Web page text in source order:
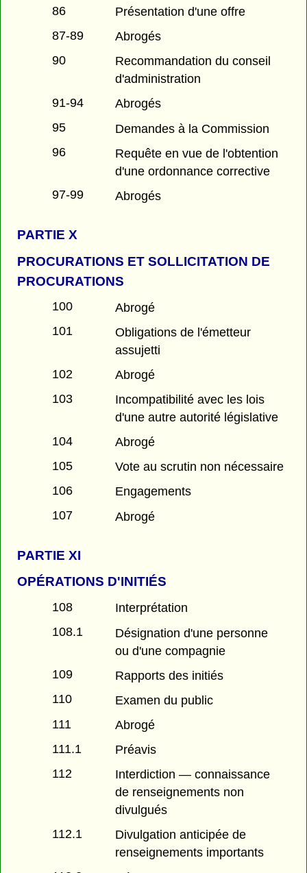
86
Présentation d'une offre
87-89
Abrogés
90
Recommandation du conseil
d'administration
91-94
Abrogés
95
Demandes à la Commission
96
Requête en vue de l'obtention
d'une ordonnance corrective
97-99
Abrogés
PARTIEX
PROCURATIONS ET SOLLICITATION DE
PROCURATIONS
100
Abrogé
101
Obligations de l'émetteur
assujetti
102
Abrogé
103
Incompatibilité avec les lois
d'une autre autorité législative
104
Abrogé
105
Vote au scrutin non nécessaire
106
Engagements
107
Abrogé
PARTIEXI
OPÉRATIONS D'INITIÉS
108
Interprétation
108.1
Désignation d'une personne
ou d'une compagnie
109
Rapports des initiés
110
Examen du public
111
Abrogé
111.1
Préavis
112
Interdiction — connaissance
de renseignements non
divulgués
112.1
Divulgation anticipée de
renseignements importants